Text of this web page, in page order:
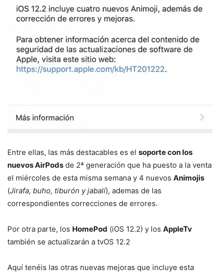
Entre ellas, las más destacables es el soporte con los
nuevos AirPods de 2ª generación que ha puesto a la venta
el miércoles de esta misma semana y 4 nuevos Animojis
(Jirafa, buho, tiburón y jabalí), ademas de las
correspondientes correcciones de errores.
Por otra parte, los HomePod (iOS 12.2) y los AppleTv
también se actualizarán a tvOS 12.2
Aquí tenéis las otras nuevas mejoras que incluye esta